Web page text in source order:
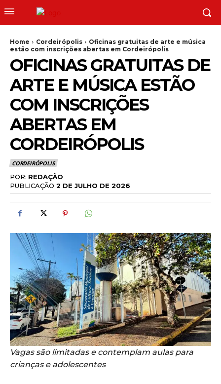
Home Cordeirópolis
Oficinas gratuitas de arte e música
estão com inscrições abertas em Cordeirópolis
OFICINAS GRATUITAS DE
ARTE E MÚSICA ESTÃO
COM INSCRIÇÕES
ABERTAS EM
CORDEIRÓPOLIS
CORDEIRÓPOLIS
POR: REDAÇÃO
PUBLICAÇÃO 2 DE JULHO DE 2026
Vagas são limitadas e contemplam aulas para
crianças e adolescentes